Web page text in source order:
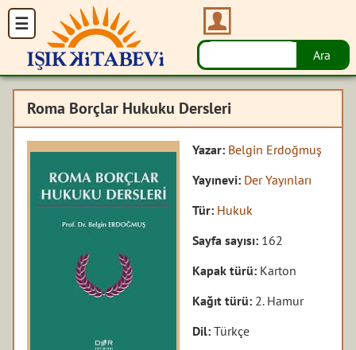
Roma Borçlar Hukuku Dersleri
Yazar: Belgin Erdoğmuş
Yayınevi: Der Yayınları
Tür: Hukuk
Sayfa sayısı: 162
Kapak türü: Karton
Kağıt türü: 2. Hamur
Dil:Türkçe